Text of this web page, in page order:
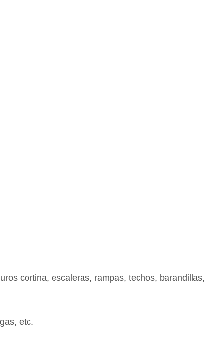
cortina, escaleras, rampas, techos, barandillas,
etc.